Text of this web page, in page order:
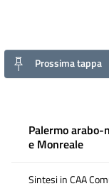
Prossima tappa
Palermo
e Monreale
Sintesi in CAA